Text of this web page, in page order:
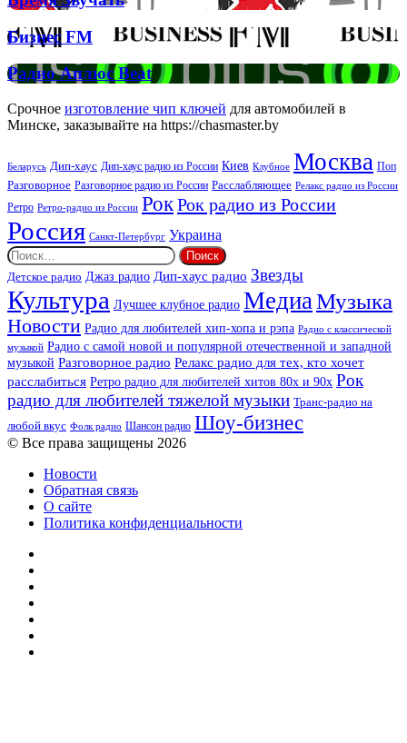
Спірс
Звучать
Бизнес
Бизнес FM
Радио
Аплюс
Beat
Радио Аплюс Beat
Срочное изготовление чип ключей для автомобилей в
Минске, заказывайте на https://chasmaster.by
Беларусь Дип-хаус Дип-хаус радио из России Киев Клубное Москва Поп
Разговорное Разговорное радио из России Расслабляющее Релакс радио из России
Ретро Ретро-радио из России РокРок радио из России
Россия Санкт-Петербург Украина
Найти:
Детское радио Джаз радио Дип-хаус радио Звезды
Культура Лучшее клубное радио МедиаМузыка
Новости Радио для любителей хип-хопа и рэпа Радио с классической
музыкой Радио с самой новой и популярной отечественной и западной
музыкой Разговорное радио Релакс радио для тех, кто хочет
расслабиться Ретро радио для любителей хитов 80х и 90х Рок
радио для любителей тяжелой музыки Транс-радио на
любой вкус Фолк радио Шансон радио Шоу-бизнес
© Все права защищены 2026
Новости
Обратная связь
О сайте
Политика конфиденциальности